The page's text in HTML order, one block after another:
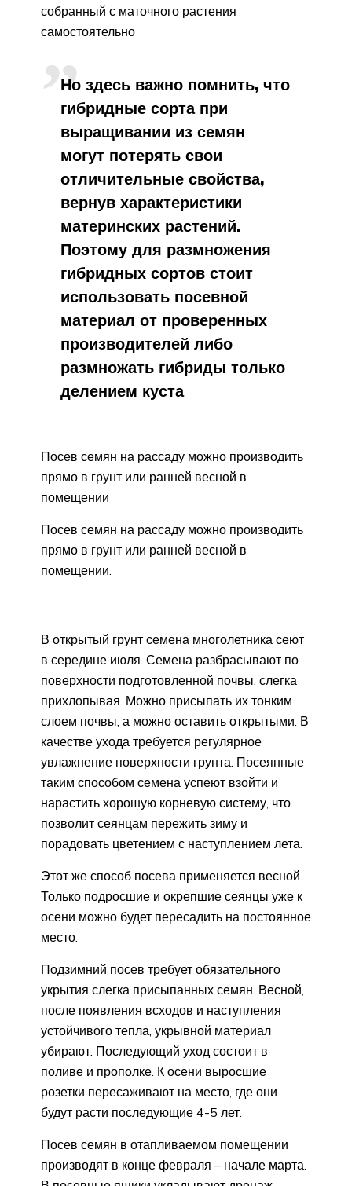
собранный с маточного растения
самостоятельно
Но здесь важно помнить, что
гибридные сорта при
выращивании из семян
могут потерять свои
отличительные свойства,
вернув характеристики
материнских растений.
Поэтому для размножения
гибридных сортов стоит
использовать посевной
материал от проверенных
производителей либо
размножать гибриды только
делением куста
Посев семян на рассаду можно производить
прямо в грунт или ранней весной в
помещении
Посев семян на рассаду можно производить
прямо в грунт или ранней весной в
помещении.
В открытый грунт семена многолетника сеют
в середине июля. Семена разбрасывают по
поверхности подготовленной почвы, слегка
прихлопывая. Можно присыпать их тонким
слоем почвы, а можно оставить открытыми. В
качестве ухода требуется регулярное
увлажнение поверхности грунта. Посеянные
таким способом семена успеют взойти и
нарастить хорошую корневую систему, что
позволит сеянцам пережить зиму и
порадовать цветением с наступлением лета.
Этот же способ посева применяется весной.
Только подросшие и окрепшие сеянцы уже к
осени можно будет пересадить на постоянное
место.
Подзимний посев требует обязательного
укрытия слегка присыпанных семян. Весной,
после появления всходов и наступления
устойчивого тепла, укрывной материал
убирают. Последующий уход состоит в
поливе и прополке. К осени выросшие
розетки пересаживают на место, где они
будут расти последующие 4-5 лет.
Посев семян в отапливаемом помещении
производят в конце февраля – начале марта.